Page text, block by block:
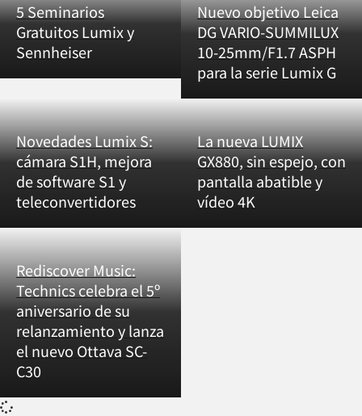
5 Seminarios
Gratuitos Lumix y
Sennheiser
Nuevo objetivo Leica
DG VARIO-SUMMILUX
10-25mm/F1.7 ASPH
para la serie Lumix G
Novedades Lumix S:
cámara S1H, mejora
de software S1 y
teleconvertidores
La nueva LUMIX
GX880, sin espejo, con
pantalla abatible y
vídeo 4K
Rediscover Music:
Technics celebra el 5º
aniversario de su
relanzamiento y lanza
el nuevo Ottava SC-
C30